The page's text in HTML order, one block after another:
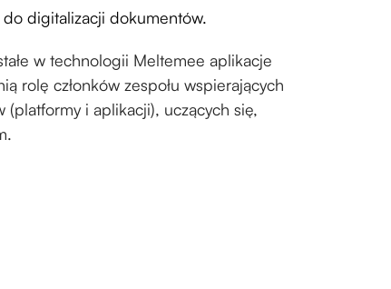
digitalizacji dokumentów.
w technologii Meltemee aplikacje
rolę członków zespołu wspierających
(platformy i aplikacji), uczących się,